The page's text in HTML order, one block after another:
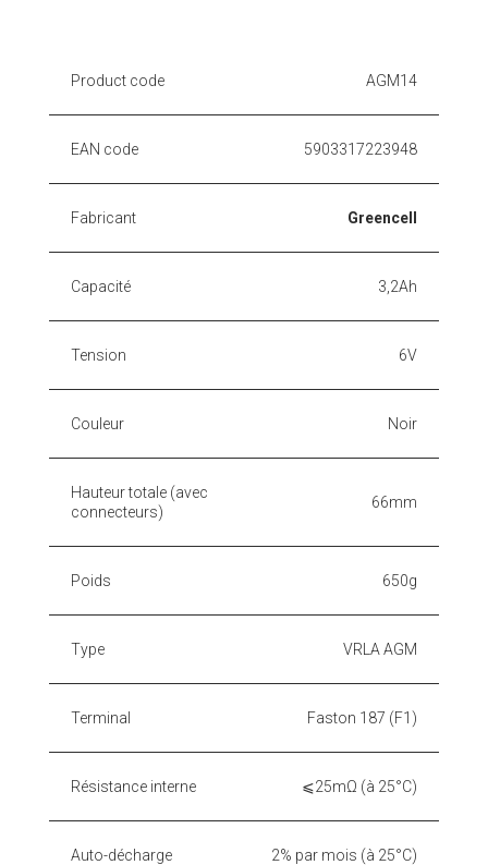
Product code AGM14
EAN code 5903317223948
Fabricant Greencell
Capacité 3,2Ah
Tension 6V
Couleur Noir
Hauteur totale (avec
connecteurs)
66mm
Poids 650g
Type VRLA AGM
Terminal Faston 187 (F1)
Résistance interne ⩽25mΩ (à 25°C)
Auto-décharge 2% par mois (à 25°C)